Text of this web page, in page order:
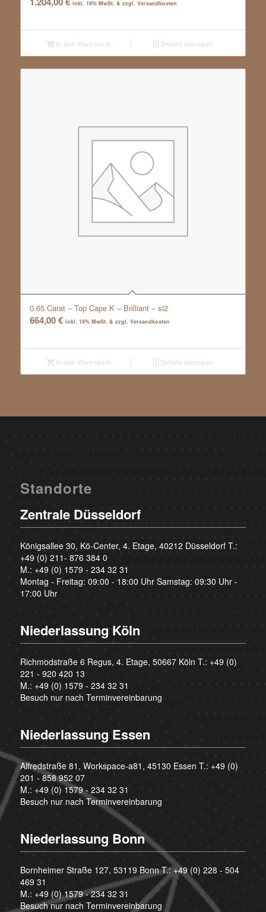
inkl. 19% MwSt. & zzgl. Versandkosten
In den Warenkorb Details anzeigen
0.65 Carat – Top Cape K – Brilliant – si2
664,00€ inkl. 19% MwSt. & zzgl. Versandkosten
In den Warenkorb Details anzeigen
Standorte
Zentrale Düsseldorf
Königsallee 30, Kö-Center, 4. Etage, 40212 Düsseldorf T.:
+49 (0) 211- 876 384 0
M.: +49 (0) 1579 - 234 32 31
Montag - Freitag: 09:00 - 18:00 Uhr Samstag: 09:30 Uhr -
17:00 Uhr
Niederlassung Köln
Richmodstraße 6 Regus, 4. Etage, 50667 Köln T.: +49 (0)
221 - 920 420 13
M.: +49 (0) 1579 - 234 32 31
Besuch nur nach Terminvereinbarung
Niederlassung Essen
Alfredstraße 81, Workspace-a81, 45130 Essen T.: +49 (0)
201 - 858 952 07
M.: +49 (0) 1579 - 234 32 31
Besuch nur nach Terminvereinbarung
Niederlassung Bonn
Bornheimer Straße 127, 53119 Bonn T.:+49 (0) 228 - 504
469 31
M.: +49 (0) 1579 - 234 32 31
Besuch nur nach Terminvereinbarung